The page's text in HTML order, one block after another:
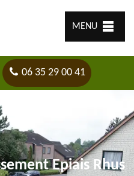
MENU
06 35 29 00 41
Epiais Rhus